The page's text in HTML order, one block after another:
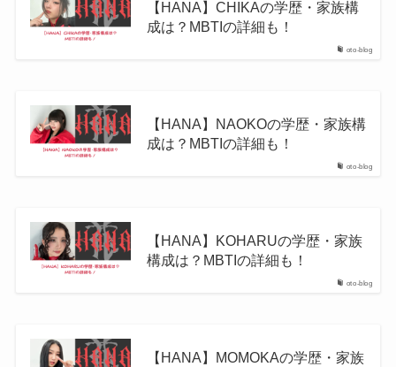
oto-blog
【HANA】CHIKAの学歴・家族構
成は？MBTIの詳細も！
oto-blog
【HANA】NAOKOの学歴・家族構
成は？MBTIの詳細も！
oto-blog
【HANA】KOHARUの学歴・家族
構成は？MBTIの詳細も！
【HANA】MOMOKAの学歴・家族